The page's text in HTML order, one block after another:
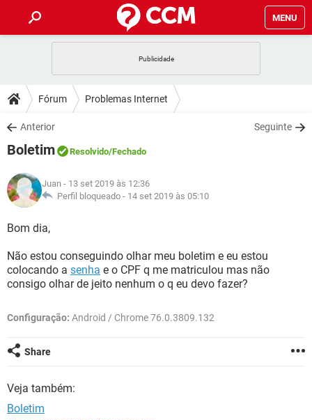
MENU
CELULAR FACEBOOK
OUTLOOK
INSTAGRAM
GUIA DE COMPRAS
DICAS
JOGOS WHATSAPP
INSTAGRAM
GUIA DE COMPRAS
DOWNLOADS
JOGOS
CELULAR
OUTLOOK EXCEL
INSTAGRAM
JOGOS
CELULAR
OUTLOOK
INSTAGRAM GMAIL
GUIA DE COMPRAS
GLOSSÁRIO
JOGOS
OUTLOOK EXCEL
INSTAGRAM GMAIL
GUIA DE COMPRAS
Fórum Problemas Internet
Anterior Seguinte
Boletim Resolvido/Fechado
Juan - 13 set 2019 às 12:36
Perfil bloqueado - 14 set 2019 às 05:10
Bom dia,
Não estou conseguindo olhar meu boletim e eu estou
colocando a senha e o CPF q me matriculou mas não
consigo olhar de jeito nenhum o q eu devo fazer?
Configuração: Android / Chrome 76.0.3809.132
Share
Veja também:
Boletim